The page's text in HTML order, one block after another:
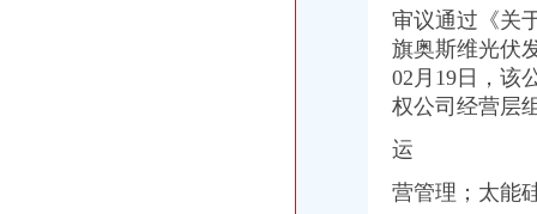
审议通过《关
旗奥斯维光伏
02月19日，该
权公司经营层
运
营管理；太能